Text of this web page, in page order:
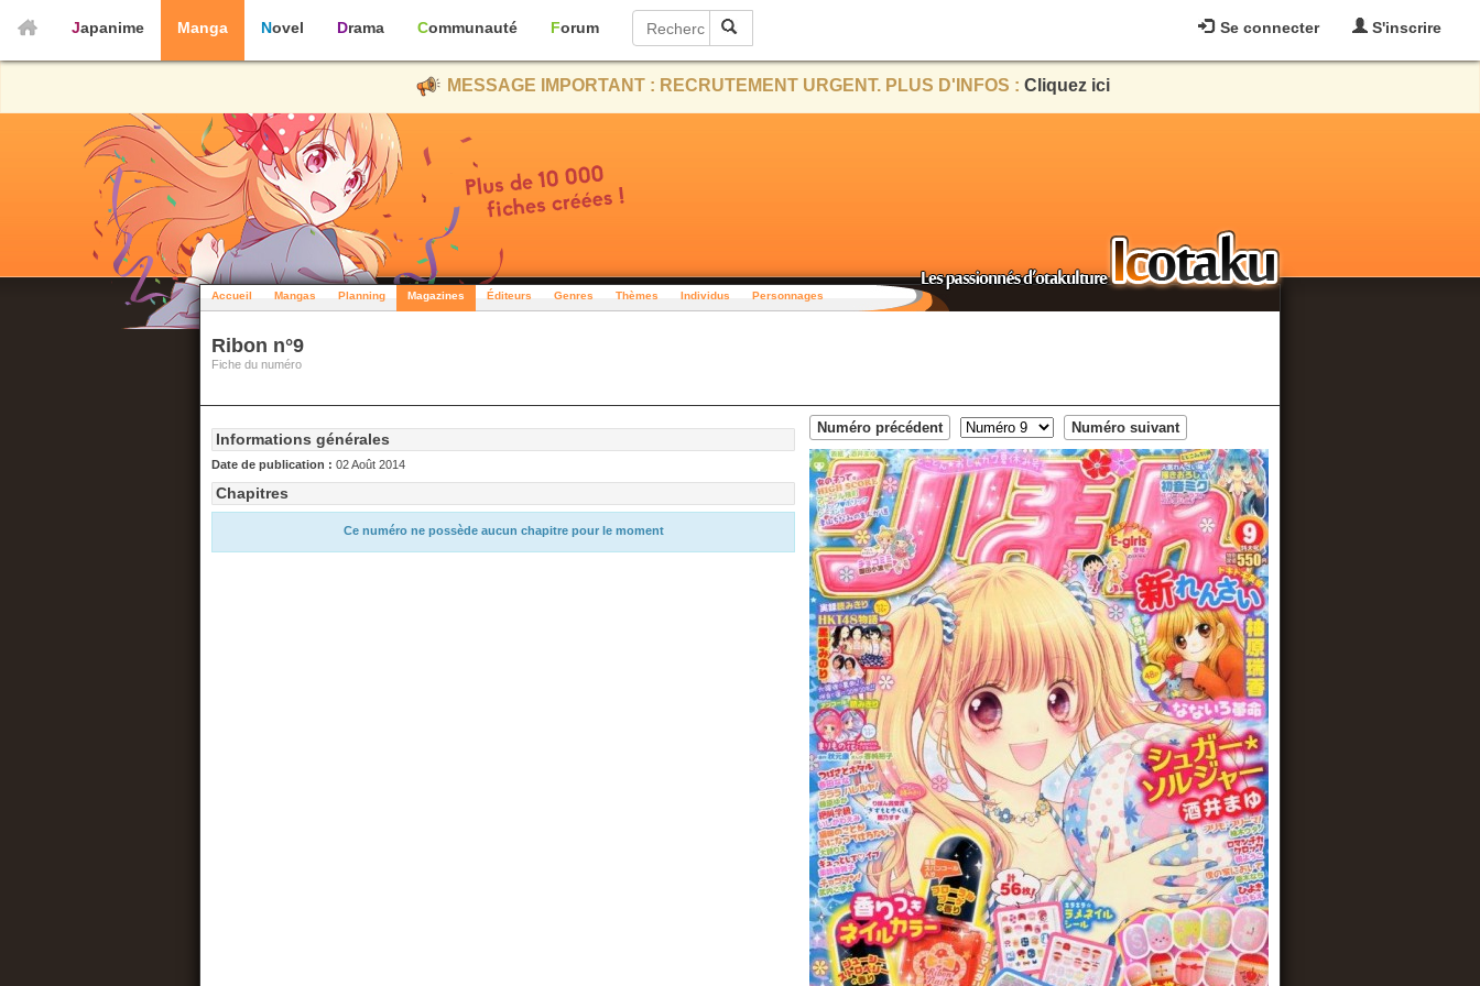
Se connecter S'inscrire
Japanime Manga Novel Drama Communauté Forum
MESSAGE IMPORTANT : RECRUTEMENT URGENT. PLUS D'INFOS : Cliquez ici
Accueil Mangas Planning Magazines Éditeurs Genres Thèmes Individus Personnages
Ribon n°9
Fiche du numéro
Informations générales
Date de publication : 02 Août 2014
Chapitres
Ce numéro ne possède aucun chapitre pour le moment
Numéro précédent Numéro suivant